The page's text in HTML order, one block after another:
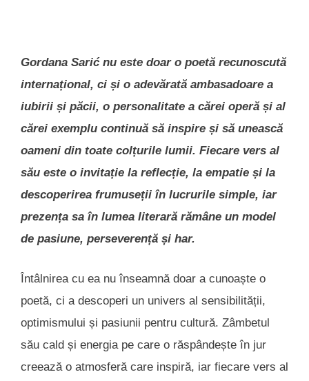
Gordana Sarić nu este doar o poetă recunoscută
internațional, ci și o adevărată ambasadoare a
iubirii și păcii, o personalitate a cărei operă și al
cărei exemplu continuă să inspire și să unească
oameni din toate colțurile lumii. Fiecare vers al
său este o invitație la reflecție, la empatie și la
descoperirea frumuseții în lucrurile simple, iar
prezența sa în lumea literară rămâne un model
de pasiune, perseverență și har.
Întâlnirea cu ea nu înseamnă doar a cunoaște o
poetă, ci a descoperi un univers al sensibilității,
optimismului și pasiunii pentru cultură. Zâmbetul
său cald și energia pe care o răspândește în jur
creează o atmosferă care inspiră, iar fiecare vers al